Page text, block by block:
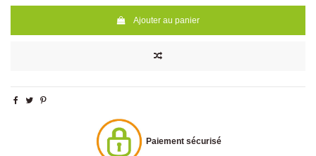
Ajouter au panier
Paiement sécurisé